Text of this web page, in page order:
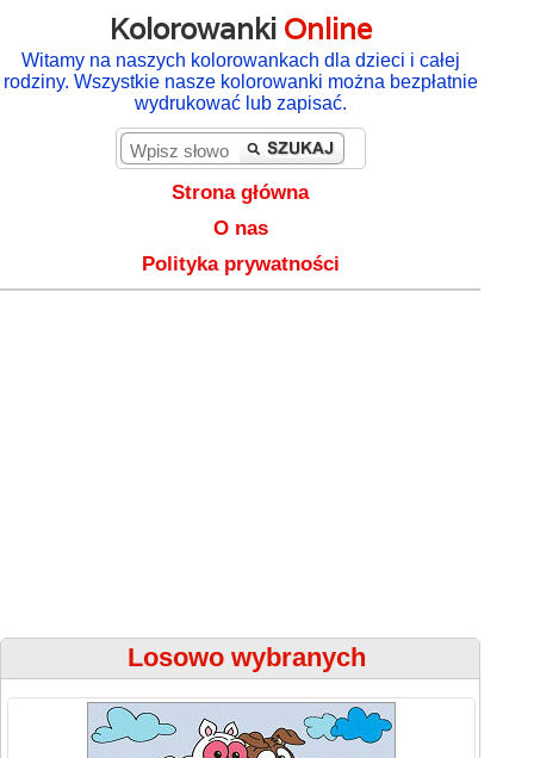
Kolorowanki Online
Witamy na naszych kolorowankach dla dzieci i całej
rodziny. Wszystkie nasze kolorowanki można bezpłatnie
wydrukować lub zapisać.
Strona główna
O nas
Polityka prywatności
Losowo wybranych